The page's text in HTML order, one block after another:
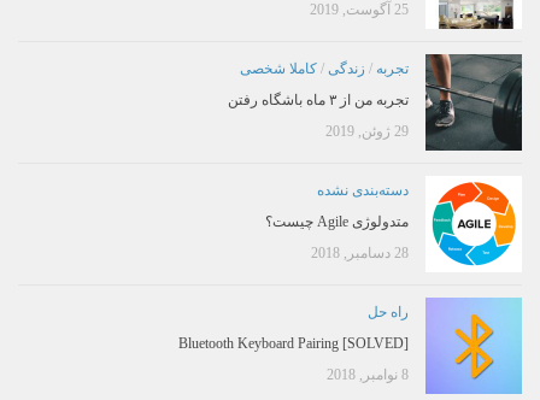
25 آگوست, 2019
تجربه / زندگی / کاملا شخصی
تجربه من از ۳ ماه باشگاه رفتن
29 ژوئن, 2019
دسته‌بندی نشده
متدولوژی Agile چیست؟
28 دسامبر, 2018
راه حل
[SOLVED] Bluetooth Keyboard Pairing
8 نوامبر, 2018